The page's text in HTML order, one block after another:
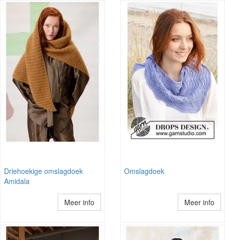
Driehoekige omslagdoek
Amidala
Meer info
Omslagdoek
Meer info